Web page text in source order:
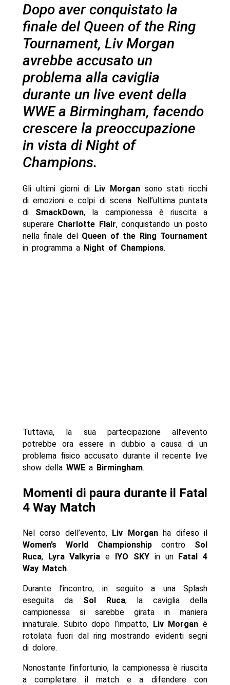
Dopo aver conquistato la
finale del Queen of the Ring
Tournament, Liv Morgan
avrebbe accusato un
problema alla caviglia
durante un live event della
WWE a Birmingham, facendo
crescere la preoccupazione
in vista di Night of
Champions.
Gli ultimi giorni di Liv Morgan sono stati ricchi
di emozioni e colpi di scena. Nell’ultima puntata
di SmackDown, la campionessa è riuscita a
superare Charlotte Flair, conquistando un posto
nella finale del Queen of the Ring Tournament
in programma a Night of Champions.
Tuttavia, la sua partecipazione all’evento
potrebbe ora essere in dubbio a causa di un
problema fisico accusato durante il recente live
show della WWEa Birmingham.
Momenti di paura durante il Fatal
4 Way Match
Nel corso dell’evento, Liv Morganha difeso il
Women’s World Championship contro Sol
Ruca, Lyra Valkyria e IYO SKYin un Fatal 4
Way Match.
Durante l’incontro, in seguito a una Splash
eseguita da Sol Ruca, la caviglia della
campionessa si sarebbe girata in maniera
innaturale. Subito dopo l’impatto, Liv Morgan è
rotolata fuori dal ring mostrando evidenti segni
di dolore.
Nonostante l’infortunio, la campionessa è riuscita
a completare il match e a difendere con